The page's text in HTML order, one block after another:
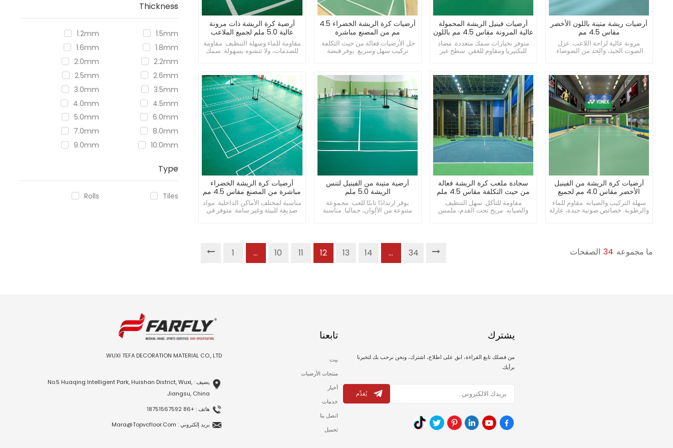
Thickness
1.2mm
1.5mm
1.6mm
1.8mm
2.0mm
2.2mm
2.5mm
2.6mm
3.0mm
3.5mm
4.0mm
4.5mm
5.0mm
6.0mm
7.0mm
8.0mm
9.0mm
10.0mm
Type
Rolls Tiles
أرضية كرة الريشة ذات مرونة
عالية 5.0 ملم لجميع الملاعب
مقاومة للماء وسهلة التنظيف. مقاومة
للصدمات، ولا تتشوه بسهولة. سمك
أرضيات كرة الريشة الخضراء 4.5
مم من المصنع مباشرة
حل الأرضيات فعالة من حيث التكلفة.
تركيب سهل وسريع. يوفر قبضة
أرضيات فينيل الريشة المحمولة
عالية المرونة مقاس 4.5 مم باللون
الأخضر
متوفر بخيارات سمك متعددة. مضاد
للبكتيريا ومقاوم للعفن. سطح غير
أرضيات ريشة متينة باللون الأخضر
مقاس 4.5 مم
مرونة عالية لراحة اللاعب. عزل
الصوت الجيد، والحد من الضوضاء.
أرضيات كرة الريشة الخضراء
مباشرة من المصنع مقاس 4.5 مم
مناسبة لمختلف الأماكن الداخلية. مواد
صديقة للبيئة وغير سامة. متوفر في
أنماط وتصميمات متعددة.
أرضية متينة من الفينيل لتنس
الريشة 5.0 ملم
يوفر ارتدادًا ثابتًا للعب. مجموعة
متنوعة من الألوان، جماليا. مناسبة
لمختلف الأنشطة الرياضية.
سجادة ملعب كرة الريشة فعالة
من حيث التكلفة مقاس 4.5 ملم
مقاومة للتآكل. سهل التنظيف
والصيانه. مريح تحت القدم، ملمس
أرضيات كرة الريشة من الفينيل
الأخضر مقاس 4.0 مم لجميع
الملاعب
سهلة التركيب والصيانة. مقاوم للماء
والرطوبة. خصائص صوتية جيدة، عازلة
1 ... 10 11 12 13 14 ... 34 ما مجموعه 34 الصفحات
WUXI TEFA DECORATION MATERIAL CO., LTD.
يضيف : No.5 Huaqing Intelligent Park, Huishan District, Wuxi,
Jiangsu, China
هاتف : +86 18751567592
بريد إلكتروني : Mara@topvcfloor.com
تابعنا
بيت
منتجات الأرضيات
أخبار
خدمات
اتصل بنا
تحميل
يشترك
من فضلك تابع القراءة، ابق على اطلاع، اشترك، ونحن نرحب بك لتخبرنا
برأيك.
يُقدِّم